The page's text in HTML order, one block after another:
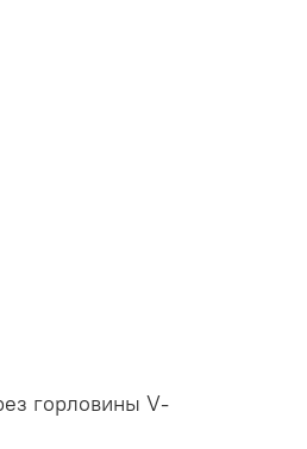
горловины V-